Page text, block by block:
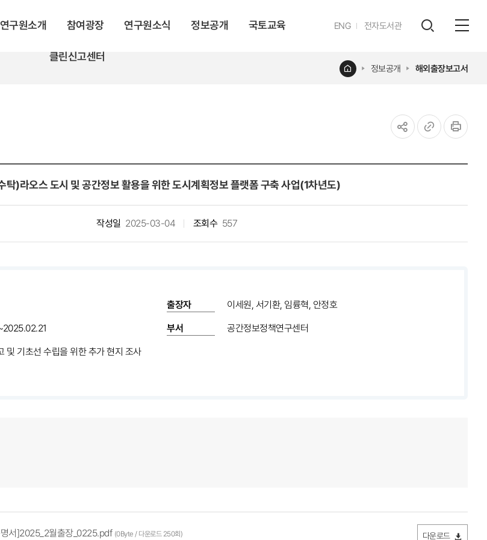
연구원소개 참여광장 연구원소식 정보공개 국토교육
클린신고센터
ENG영문전자도서관
레이어
홈 정보공개 해외출장보고서
탁)라오스 도시 및 공간정보 활용을 위한 도시계획정보 플랫폼 구축 사업(1차년도)
작성일 2025-03-04 조회수 557
출장자 이세원, 서기환, 임륭혁, 안정호
부서 공간정보정책연구센터
및 기초선 수립을 위한 추가 현지 조사
서]2025_2월출장_0225.pdf (0Byte / 다운로드 250회) 다운로드